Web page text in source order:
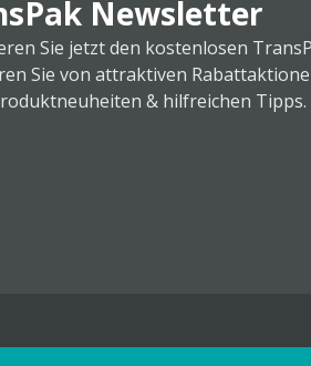
Newsletter
Sie jetzt den kostenlosen
Sie von attraktiven
& hilfreichen Tipps.